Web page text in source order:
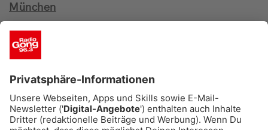
München
Entdeckt eine magische Unterwasserwelt mitten
in München: Erkundet die heimische Isar, das
Mittelmeer sowie bunte Korallenhöhlen und
Deutschlands größte Hai-Vielfalt trefft. Am
Ende des interaktiven Rundgangs könnt ihr die
Bewohner der Tropeninsel hautnah erleben.